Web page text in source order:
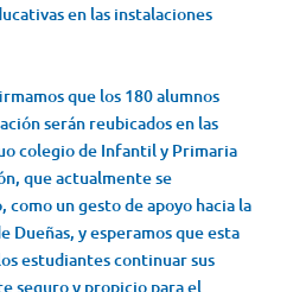
en las instalaciones
que los 180 alumnos
serán reubicados en las
colegio de Infantil y Primaria
que actualmente se
como un gesto de apoyo hacia la
Dueñas, y esperamos que esta
estudiantes continuar sus
seguro y propicio para el